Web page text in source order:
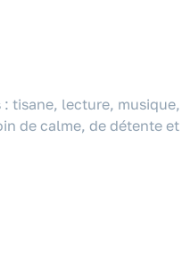
: tisane, lecture,
de calme, de détente